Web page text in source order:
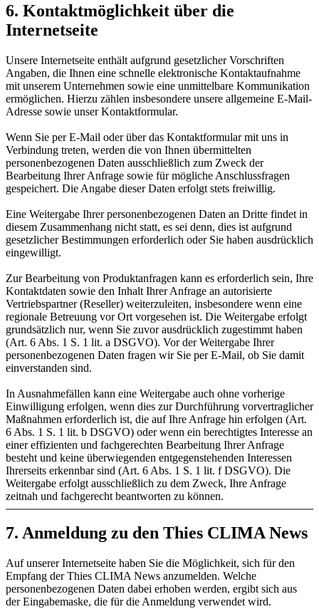
6. Kontaktmöglichkeit über die
Internetseite
Unsere Internetseite enthält aufgrund gesetzlicher Vorschriften
Angaben, die Ihnen eine schnelle elektronische Kontaktaufnahme
mit unserem Unternehmen sowie eine unmittelbare Kommunikation
ermöglichen. Hierzu zählen insbesondere unsere allgemeine E-Mail-
Adresse sowie unser Kontaktformular.
Wenn Sie per E-Mail oder über das Kontaktformular mit uns in
Verbindung treten, werden die von Ihnen übermittelten
personenbezogenen Daten ausschließlich zum Zweck der
Bearbeitung Ihrer Anfrage sowie für mögliche Anschlussfragen
gespeichert. Die Angabe dieser Daten erfolgt stets freiwillig.
Eine Weitergabe Ihrer personenbezogenen Daten an Dritte findet in
diesem Zusammenhang nicht statt, es sei denn, dies ist aufgrund
gesetzlicher Bestimmungen erforderlich oder Sie haben ausdrücklich
eingewilligt.
Zur Bearbeitung von Produktanfragen kann es erforderlich sein, Ihre
Kontaktdaten sowie den Inhalt Ihrer Anfrage an autorisierte
Vertriebspartner (Reseller) weiterzuleiten, insbesondere wenn eine
regionale Betreuung vor Ort vorgesehen ist. Die Weitergabe erfolgt
grundsätzlich nur, wenn Sie zuvor ausdrücklich zugestimmt haben
(Art. 6 Abs. 1 S. 1 lit. a DSGVO). Vor der Weitergabe Ihrer
personenbezogenen Daten fragen wir Sie per E-Mail, ob Sie damit
einverstanden sind.
In Ausnahmefällen kann eine Weitergabe auch ohne vorherige
Einwilligung erfolgen, wenn dies zur Durchführung vorvertraglicher
Maßnahmen erforderlich ist, die auf Ihre Anfrage hin erfolgen (Art.
6 Abs. 1 S. 1 lit. b DSGVO) oder wenn ein berechtigtes Interesse an
einer effizienten und fachgerechten Bearbeitung Ihrer Anfrage
besteht und keine überwiegenden entgegenstehenden Interessen
Ihrerseits erkennbar sind (Art. 6 Abs. 1 S. 1 lit. f DSGVO). Die
Weitergabe erfolgt ausschließlich zu dem Zweck, Ihre Anfrage
zeitnah und fachgerecht beantworten zu können.
7. Anmeldung zu den Thies CLIMA News
Auf unserer Internetseite haben Sie die Möglichkeit, sich für den
Empfang der Thies CLIMA News anzumelden. Welche
personenbezogenen Daten dabei erhoben werden, ergibt sich aus
der Eingabemaske, die für die Anmeldung verwendet wird.